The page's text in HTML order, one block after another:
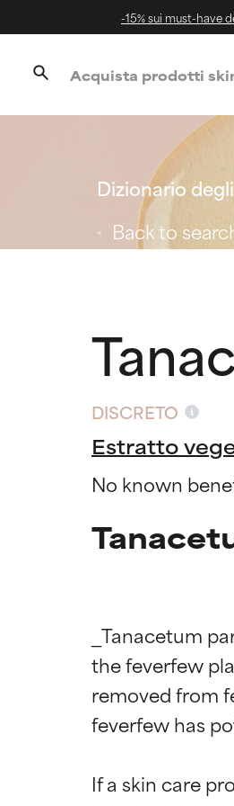
-15% sui must-have
Acquista prodotti
Dizionario
Back to
DISCRETO
Estratto
No known
_Tanacetum
the feverfew
removed from
feverfew has
If a skin care